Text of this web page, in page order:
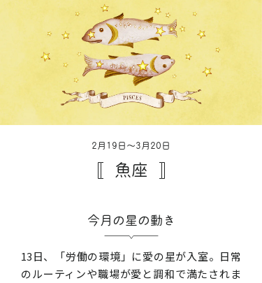
2月19日〜3月20日
魚座
今月の星の動き
13日、「労働の環境」に愛の星が入室。日常
のルーティンや職場が愛と調和で満たされま